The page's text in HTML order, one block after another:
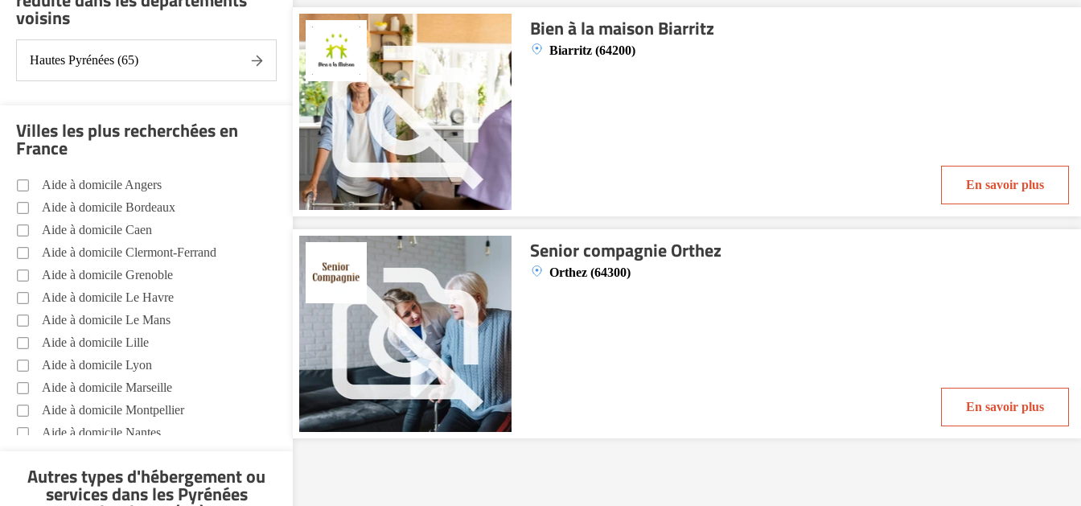
Bien à la maison Biarritz
Biarritz (64200)
En savoir plus
Senior compagnie Orthez
Orthez (64300)
En savoir plus
Aide aux courses Pyrénées Atlantiques
Entretien du cadre de vie, ménage,
Sorties (promenades, rendez-vous
Promenade animaux de compagnie
Pyrénées Atlantiques (64)
Soins esthétiques Pyrénées Atlantiques
(64)
Autres aides à domicile Pyrénées
Atlantiques (64)
Voir toutes les aides à domicile dans les Pyrénées
Atlantiques (64)
voisins
Hautes Pyrénées (65)
Villes les plus recherchées en
France
Aide à domicile Angers
Aide à domicile Bordeaux
Aide à domicile Caen
Aide à domicile Clermont-Ferrand
Aide à domicile Grenoble
Aide à domicile Le Havre
Aide à domicile Le Mans
Aide à domicile Lille
Aide à domicile Lyon
Aide à domicile Marseille
Aide à domicile Montpellier
Aide à domicile Nantes
Aide à domicile Nîmes
Aide à domicile Orléans
Autres types d'hébergement ou
servicesdans les Pyrénées